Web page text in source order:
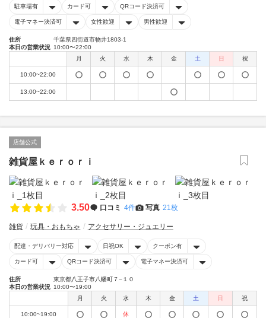
駐車場有 カード可 QRコード決済可
電子マネー決済可 女性歓迎 男性歓迎
住所
千葉県四街道市物井1803-1
本日の営業状況 10:00〜22:00
月
火 水 木 金 土 日 祝
10:00~22:00
13:00~22:00
店舗公式
雑貨屋ｋｅｒｏｒｉ
3.50 口コミ 4件 写真 21枚
雑貨 玩具・おもちゃ アクセサリー・ジュエリー
配達・デリバリー対応 日祝OK クーポン有
カード可 QRコード決済可 電子マネー決済可
住所
東京都八王子市八幡町７−１０
本日の営業状況 10:00〜19:00
月
火 水 木 金 土 日 祝
10:00~19:00 休